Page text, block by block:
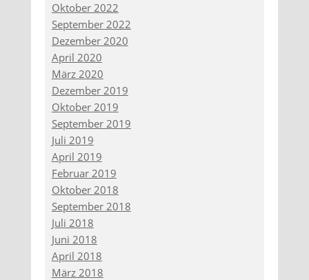
Oktober 2022
September 2022
Dezember 2020
April 2020
März 2020
Dezember 2019
Oktober 2019
September 2019
Juli 2019
April 2019
Februar 2019
Oktober 2018
September 2018
Juli 2018
Juni 2018
April 2018
März 2018